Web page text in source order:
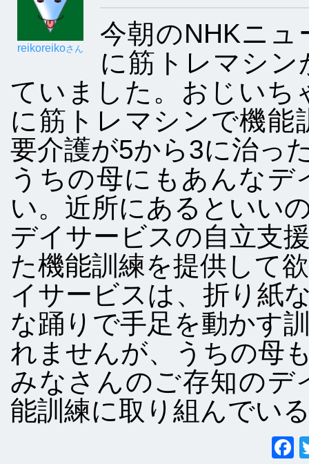
reikoreikoさん
今朝のNHKニ
に筋トレマシ
ていました。おじいち
に筋トレマシンで機能
要介護が5から3に治っ
うちの母にもあんな
い。近所にあるといい
デイサービスの自立支
た機能訓練を提供して
イサービスは、折り紙
な踊りで手足を動かす
れませんが、うちの母
みなさんのご存知のデ
能訓練に取り組んでい